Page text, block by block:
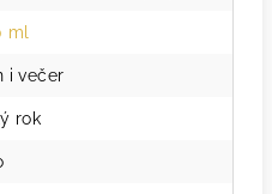
ml
i večer
rok